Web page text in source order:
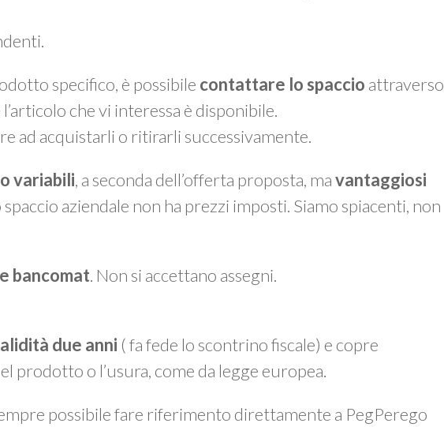
specifico, è possibile contattare lo spaccio attraverso
l’articolo che vi interessa è disponibile.
ad acquistarli o ritirarli successivamente.
variabili, a seconda dell’offerta proposta, mavantaggiosi
aziendale non ha prezzi imposti. Siamo spiacenti, non
bancomat. Non si accettano assegni.
due anni ( fa fede lo scontrino fiscale) e copre
prodotto o l’usura, come da legge europea.
possibile fare riferimento direttamente a PegPerego